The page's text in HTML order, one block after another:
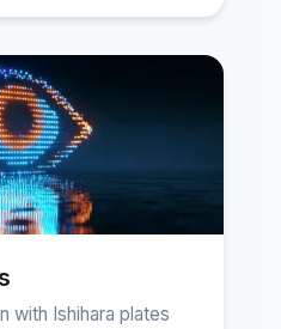
with Ishihara plates